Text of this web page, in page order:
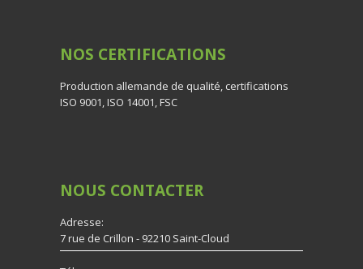
NOS CERTIFICATIONS
Production allemande de qualité, certifications
ISO 9001, ISO 14001, FSC
NOUS CONTACTER
Adresse:
7 rue de Crillon - 92210 Saint-Cloud